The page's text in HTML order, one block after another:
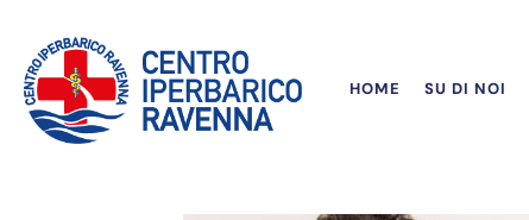
HOME SU DI NOI